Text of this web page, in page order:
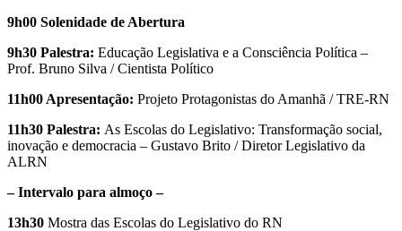
9h00 Solenidade de Abertura
9h30 Palestra: Educação Legislativa e a Consciência Política –
Prof. Bruno Silva / Cientista Político
11h00 Apresentação: Projeto Protagonistas do Amanhã / TRE-RN
11h30 Palestra: As Escolas do Legislativo: Transformação social,
inovação e democracia – Gustavo Brito / Diretor Legislativo da
ALRN
– Intervalo para almoço –
13h30 Mostra das Escolas do Legislativo do RN